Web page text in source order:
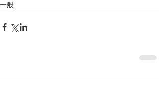
一般